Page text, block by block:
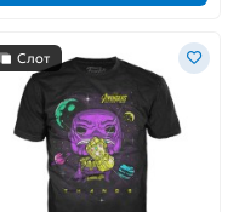
Слот